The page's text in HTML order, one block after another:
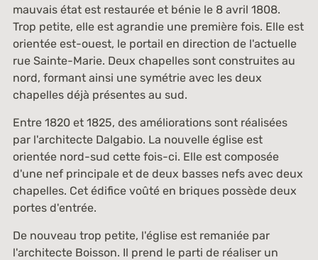
mauvais état est restaurée et bénie le 8 avril 1808.
Trop petite, elle est agrandie une première fois. Elle est
orientée est-ouest, le portail en direction de l'actuelle
rue Sainte-Marie. Deux chapelles sont construites au
nord, formant ainsi une symétrie avec les deux
chapelles déjà présentes au sud.
Entre 1820 et 1825, des améliorations sont réalisées
par l'architecte Dalgabio. La nouvelle église est
orientée nord-sud cette fois-ci. Elle est composée
d'une nef principale et de deux basses nefs avec deux
chapelles. Cet édifice voûté en briques possède deux
portes d'entrée.
De nouveau trop petite, l'église est remaniée par
l'architecte Boisson. Il prend le parti de réaliser un